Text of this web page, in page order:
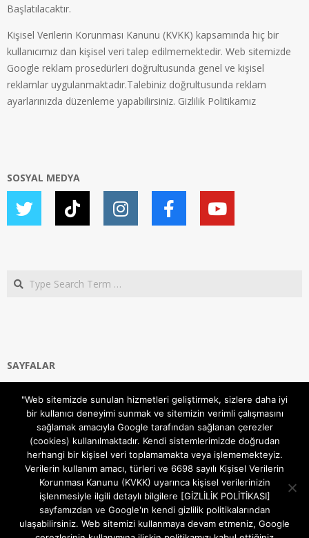
Başlatılacaktır.
Kişisel Verilerin Korunması Kanunu (KVKK) kapsamında hiç bir
kullanıcımız dan kişisel veri talep edilmemektedir. Web sitemizde
Google reklam prosedürleri doğrultusunda genel ve kişisel
reklamlar uygulanmaktadır.Talebiniz doğrultusunda reklam
ayarlarınızda düzenleme yapabilirsiniz. Gizlilik Politikamız
SOSYAL MEDYA
Search
SAYFALAR
Gizlilik ve Çerezler (Cookies) Politikası
Hakkımızda
İletişim Kanalları
MODEM KURULUM
TEKNİK DESTEK
TELEVİZYON SİSTEMLERİ
"Web sitemizde sunulan hizmetleri geliştirmek, sizlere daha iyi
bir kullanıcı deneyimi sunmak ve sitemizin verimli çalışmasını
sağlamak amacıyla Google tarafından sağlanan çerezler
(cookies) kullanılmaktadır. Kendi sistemlerimizde doğrudan
herhangi bir kişisel veri toplamamakta veya işlememekteyiz.
Verilerin kullanım amacı, türleri ve 6698 sayılı Kişisel Verilerin
Korunması Kanunu (KVKK) uyarınca kişisel verilerinizin
işlenmesiyle ilgili detaylı bilgilere [GİZLİLİK POLİTİKASI]
sayfamızdan ve Google'ın kendi gizlilik politikalarından
ulaşabilirsiniz. Web sitemizi kullanmaya devam etmeniz, Google